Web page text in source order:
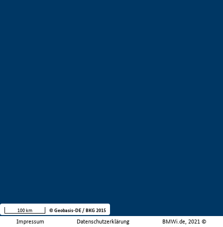
Impressum Datenschutzerklärung BMWi.de, 2021 ©
100 km © Geobasis-DE / BKG 2015